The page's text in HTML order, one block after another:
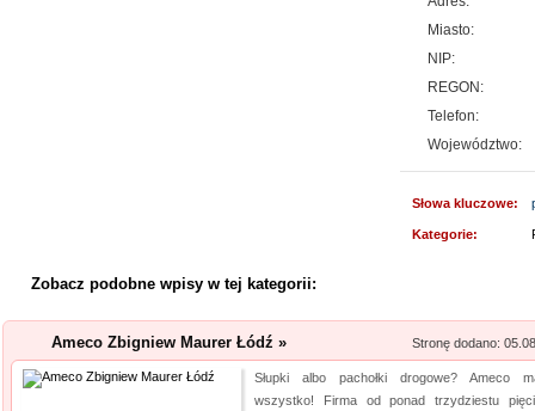
środowisku pracy i nie tylko.
aparaturę oraz wiedzę, by
Archiwizacja
Oferujemy zgłaszającym się
informacji jest naszym
Rehabilitacja
Miasto:
NIP:
REGON:
Telefon:
Województwo:
Słowa kluczowe:
Kategorie:
Zobacz podobne wpisy w tej kategorii:
Ameco Zbigniew Maurer Łódź » Stronę dodano:
Słupki albo pachołki drogowe? Ameco
wszystko! Firma od ponad trzydziestu